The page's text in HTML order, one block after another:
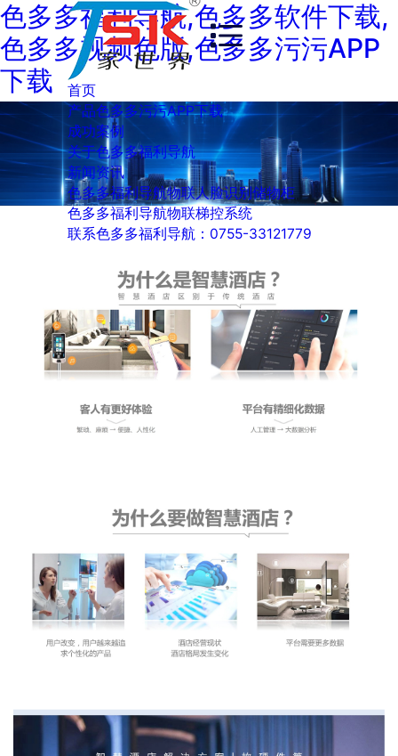
色多多福利导航,色多多软件下载,
色多多视频色版,色多多污污APP
下载
首页
产品色多多污污APP下载
成功案例
关于色多多福利导航
新闻资讯
色多多福利导航物联人脸识别储物柜
色多多福利导航物联梯控系统
联系色多多福利导航：0755-33121779